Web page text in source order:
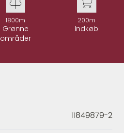
1800m
Grønne
områder
200m
Indkøb
11849879-2